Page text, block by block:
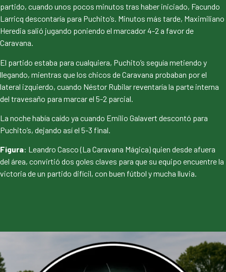
partido, cuando unos pocos minutos tras haber iniciado, Facundo
Larricq descontaría para Puchito’s. Minutos más tarde, Maximiliano
Heredia salió jugando poniendo el marcador 4-2 a favor de
Caravana.
El partido estaba para cualquiera, Puchito’s seguía metiendo y
llegando, mientras que los chicos de Caravana probaban por el
lateral izquierdo, cuando Néstor Rubilar reventaría la parte interna
del travesaño para marcar el 5-2 parcial.
La noche había caído ya cuando Emilio Galavert descontó para
Puchito’s, dejando así el 5-3 final.
Figura: Leandro Casco (La Caravana Mágica) quien desde afuera
del área, convirtió dos goles claves para que su equipo encuentre la
victoria de un partido difícil, con buen fútbol y mucha lluvia.